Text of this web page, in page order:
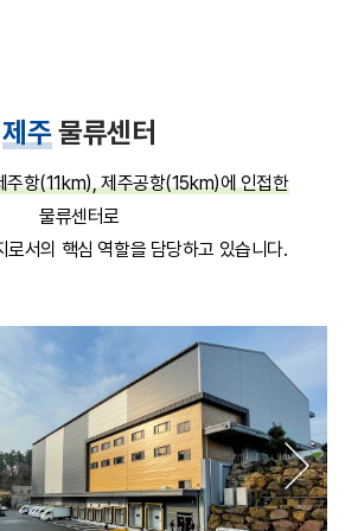
제주물류센터
주항(11km), 제주공항(15km)에 인접한
물류센터로
로서의 핵심 역할을 담당하고 있습니다.